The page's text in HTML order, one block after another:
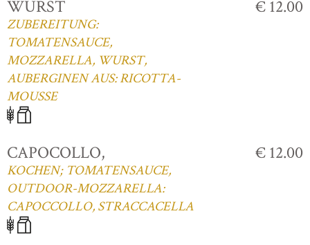
WURST
ZUBEREITUNG:
TOMATENSAUCE,
MOZZARELLA, WURST,
AUBERGINEN AUS: RICOTTA-
MOUSSE
€ 12.00
CAPOCOLLO,
KOCHEN; TOMATENSAUCE,
OUTDOOR-MOZZARELLA:
CAPOCCOLLO, STRACCACELLA
€ 12.00